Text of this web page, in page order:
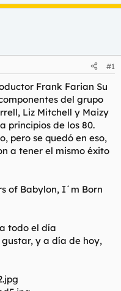
#1
Frank Farian Su
del grupo
Liz Mitchell y Maizy
principios de los 80.
pero se quedó en eso,
a tener el mismo éxito
of Babylon, I´m Born
todo el día
y a día de hoy,